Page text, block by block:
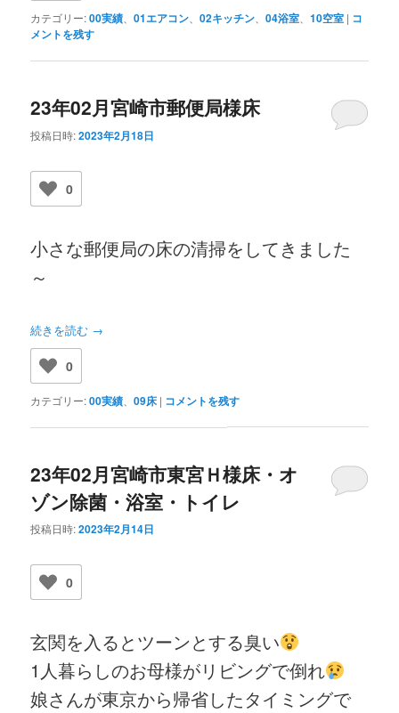
カテゴリー:00実績 、01エアコン 、02キッチン 、04浴室 、10空室 | コ
メントを残す
23年02月宮崎市郵便局様床
投稿日時:2023年2月18日
0
小さな郵便局の床の清掃をしてきました
～
続きを読む →
0
カテゴリー:00実績 、09床 | コメントを残す
23年02月宮崎市東宮Ｈ様床・オ
ゾン除菌・浴室・トイレ
投稿日時:2023年2月14日
0
玄関を入るとツーンとする臭い
1人暮らしのお母様がリビングで倒れ
娘さんが東京から帰省したタイミングで